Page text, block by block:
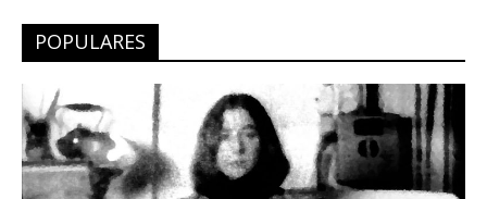
POPULARES